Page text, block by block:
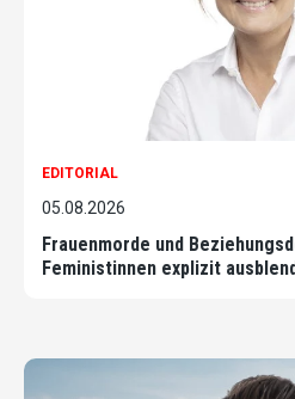
EDITORIAL
05.08.2026
Frauenmorde und
Feministinnen explizit